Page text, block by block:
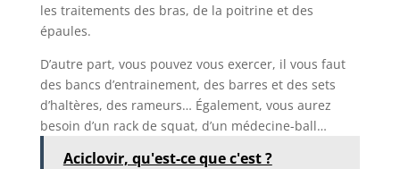
les traitements des bras, de la poitrine et des
épaules.
D’autre part, vous pouvez vous exercer, il vous faut
des bancs d’entrainement, des barres et des sets
d’haltères, des rameurs… Également, vous aurez
besoin d’un rack de squat, d’un médecine-ball…
Aciclovir, qu'est-ce que c'est ?